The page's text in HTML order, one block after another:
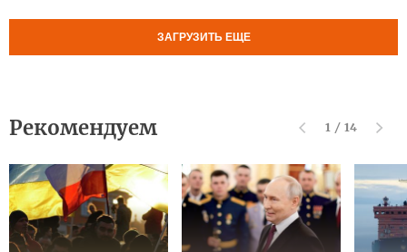
ЗАГРУЗИТЬ ЕЩЕ
Рекомендуем 1 / 14